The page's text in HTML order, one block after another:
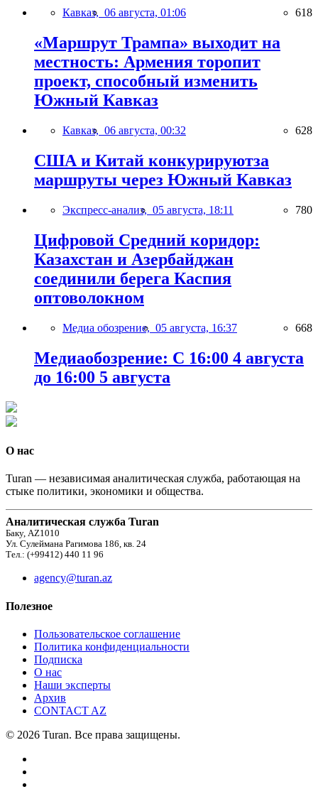
Кавказ, 06 августа, 01:06 618
«Маршрут Трампа» выходит на
местность: Армения торопит
проект, способный изменить
Южный Кавказ
Кавказ, 06 августа, 00:32 628
США и Китай конкурируютза
маршруты через Южный Кавказ
Экспресс-анализ, 05 августа, 18:11 780
Цифровой Средний коридор:
Казахстан и Азербайджан
соединили берега Каспия
оптоволокном
Медиа обозрение, 05 августа, 16:37 668
Медиаобозрение: С 16:00 4 августа
до 16:00 5 августа
О нас
Turan — независимая аналитическая служба, работающая на
стыке политики, экономики и общества.
Аналитическая служба Turan
Баку, AZ1010
Ул. Сулеймана Рагимова 186, кв. 24
Тел.: (+99412) 440 11 96
agency@turan.az
Полезное
Пользовательское соглашение
Политика конфиденциальности
Подписка
О нас
Наши эксперты
Архив
CONTACT AZ
© 2026 Turan. Все права защищены.